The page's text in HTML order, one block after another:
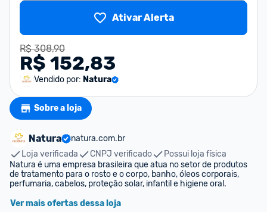
Ativar Alerta
R$ 308,90
R$ 152,83
Vendido por: Natura
Sobre a loja
Natura
natura.com.br
Loja verificada
CNPJ verificado
Possui loja física
Natura é uma empresa brasileira que atua no setor de produtos
de tratamento para o rosto e o corpo, banho, óleos corporais,
perfumaria, cabelos, proteção solar, infantil e higiene oral.
Ver mais ofertas dessa loja